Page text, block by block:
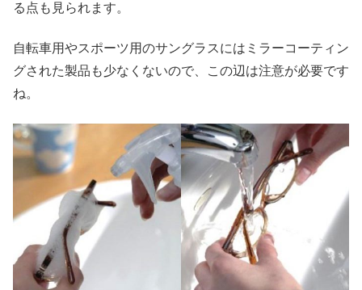
る点も見られます。
自転車用やスポーツ用のサングラスにはミラーコーティン
グされた製品も少なくないので、この辺は注意が必要です
ね。